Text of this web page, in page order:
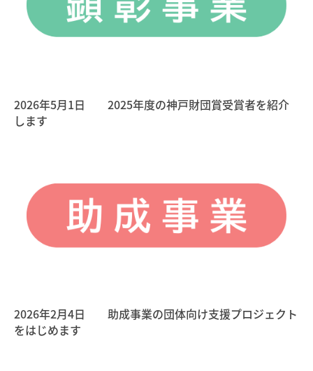
2026年5月1日 2025年度の神戸財団賞受賞者を紹介
します
2026年2月4日 助成事業の団体向け支援プロジェクト
をはじめます